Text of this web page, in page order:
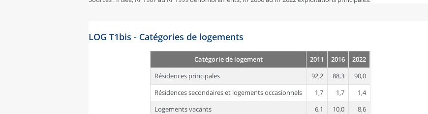
LOG T1bis - Catégories de logements
Catégorie de logement 2011 2016
2022
Résidences principales
92,2 88,3
90,0
Résidences secondaires et logements occasionnels
1,7 1,7
1,4
Logements vacants
6,1 10,0
8,6